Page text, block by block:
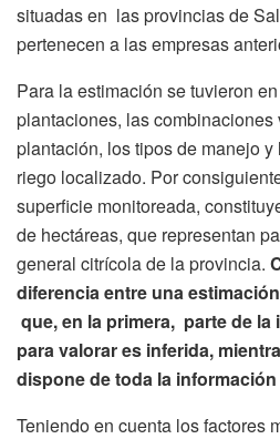
situadas en las provincias de
pertenecen a las empresas
Para la estimación se tuvieron
plantaciones, las
plantación, los tipos de manejo
riego localizado. Por
superficie monitoreada,
de hectáreas, que representan
general citrícola de la provincia.
diferencia entre una
que, en la primera, parte de
para valorar es inferida,
dispone de toda la
Teniendo en cuenta los factores